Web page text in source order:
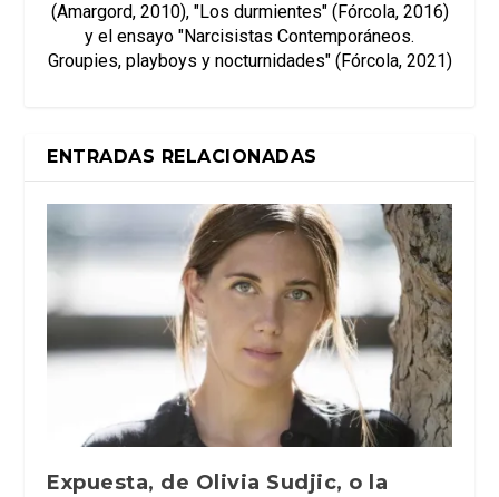
(Amargord, 2010), "Los durmientes" (Fórcola, 2016)
y el ensayo "Narcisistas Contemporáneos.
Groupies, playboys y nocturnidades" (Fórcola, 2021)
ENTRADAS RELACIONADAS
Expuesta, de Olivia Sudjic, o la